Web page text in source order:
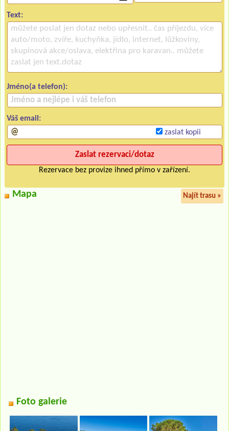
Text:
Jméno(a telefon):
Váš email:
zaslat kopii
Rezervace bez provize ihned přímo v zařízení.
Mapa Najít trasu »
Foto galerie